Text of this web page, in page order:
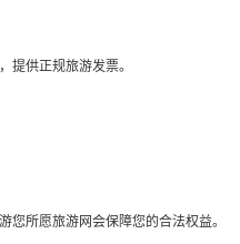
提供正规旅游发票。
所愿旅游网会保障您的合法权益。